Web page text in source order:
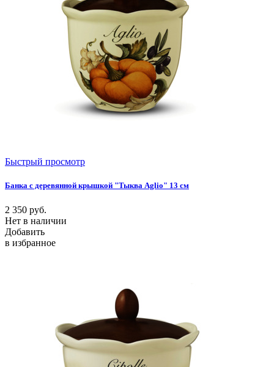
Быстрый просмотр
Банка с деревянной крышкой "Тыква Aglio" 13 см
2 350 руб.
Нет в наличии
Добавить
в избранное